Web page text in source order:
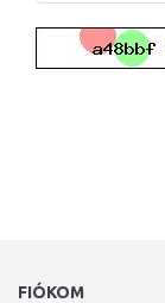
FIÓKOM